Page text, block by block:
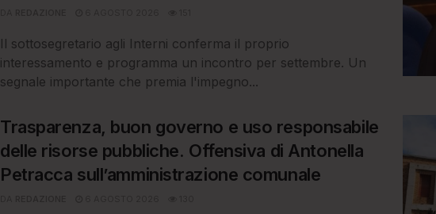
Il sottosegretario agli Interni conferma il proprio
interessamento e programma un incontro per settembre. Un
segnale importante che premia l'impegno...
Trasparenza, buon governo e uso responsabile
delle risorse pubbliche. Offensiva di Antonella
Petracca sull’amministrazione comunale